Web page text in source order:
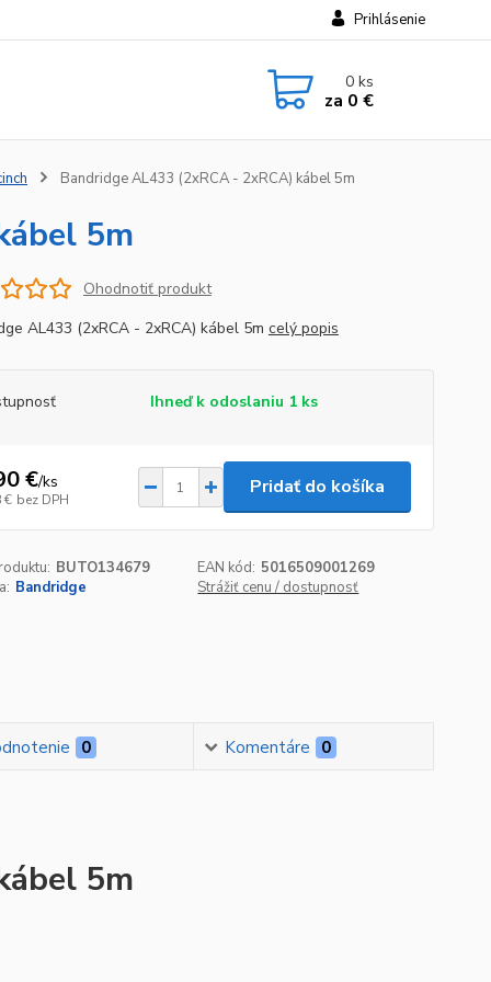
Prihlásenie
0ks
za 0 €
Bandridge AL433 (2xRCA - 2xRCA) kábel 5m
5m
Ohodnotiť produkt
AL433 (2xRCA - 2xRCA) kábel 5m celý popis
Ihneď k odoslaniu 1 ks
€/ks
€ bez DPH
Pridať do košíka
BUTO134679 EAN kód: 5016509001269
Bandridge Strážiť cenu / dostupnosť
0 Komentáre 0
5m